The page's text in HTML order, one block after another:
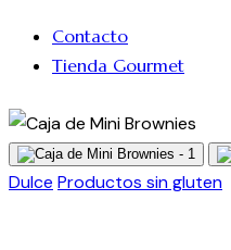
Contacto
Tienda Gourmet
Dulce Productos sin gluten